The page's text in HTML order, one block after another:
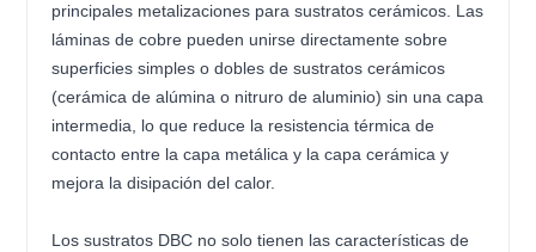
principales metalizaciones para sustratos cerámicos. Las
láminas de cobre pueden unirse directamente sobre
superficies simples o dobles de sustratos cerámicos
(cerámica de alúmina o nitruro de aluminio) sin una capa
intermedia, lo que reduce la resistencia térmica de
contacto entre la capa metálica y la capa cerámica y
mejora la disipación del calor.
Los sustratos DBC no solo tienen las características de